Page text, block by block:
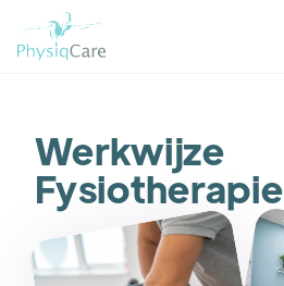
Werkwijze
Fysiotherapie